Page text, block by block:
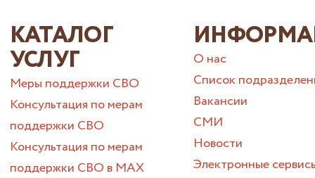
КАТАЛОГ
УСЛУГ
Меры поддержки СВО
Консультация по мерам
поддержки СВО
Консультация по мерам
поддержки СВО в МАХ
О нас
Список
Вакансии
СМИ
Новости
Электронные